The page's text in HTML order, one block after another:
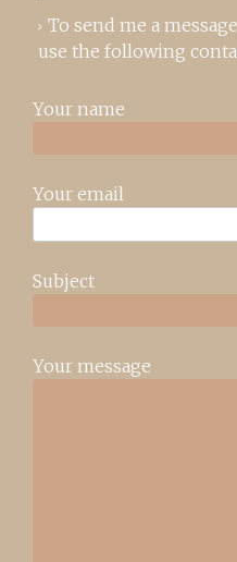
To send me a
use the following
Your name
Your email
Subject
Your message